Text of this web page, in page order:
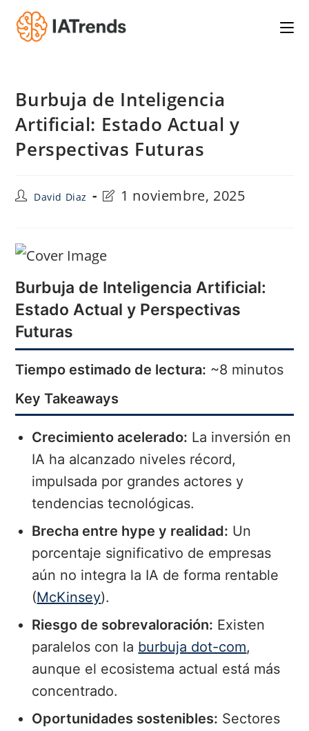
Saltar
contenido
Burbuja de Inteligencia
Artificial: Estado Actual y
Perspectivas Futuras
Autor
de
David Diaz
Última
modificación
1 noviembre, 2025
Burbuja de Inteligencia Artificial:
Estado Actual y Perspectivas
Futuras
Tiempo estimado de lectura: ~8 minutos
Key Takeaways
Crecimiento acelerado: La inversión en
IA ha alcanzado niveles récord,
impulsada por grandes actores y
tendencias tecnológicas.
Brecha entre hype y realidad: Un
porcentaje significativo de empresas
aún no integra la IA de forma rentable
(McKinsey).
Riesgo de sobrevaloración: Existen
paralelos con la burbuja dot-com,
aunque el ecosistema actual está más
concentrado.
Oportunidades sostenibles: Sectores